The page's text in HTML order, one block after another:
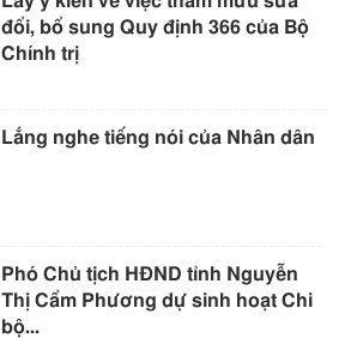
đổi, bổ sung Quy định 366 của Bộ
Chính trị
Lắng nghe tiếng nói của Nhân dân
Phó Chủ tịch HĐND tỉnh Nguyễn
Thị Cẩm Phương dự sinh hoạt Chi
bộ...